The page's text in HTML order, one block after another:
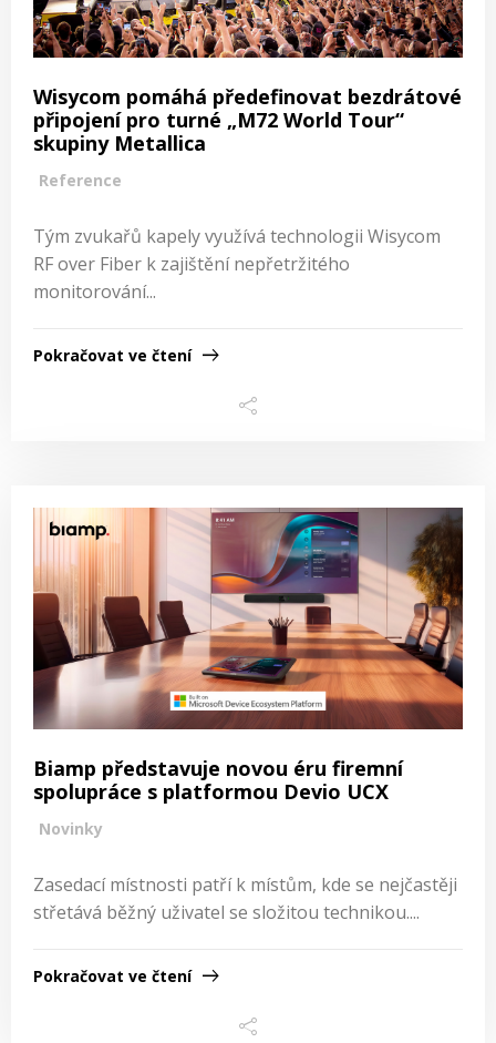
Wisycom pomáhá předefinovat bezdrátové
připojení pro turné „M72 World Tour“
skupiny Metallica
Reference
Tým zvukařů kapely využívá technologii Wisycom
RF over Fiber k zajištění nepřetržitého
monitorování...
Pokračovat ve čtení
Biamp představuje novou éru firemní
spolupráce s platformou Devio UCX
Novinky
Zasedací místnosti patří k místům, kde se nejčastěji
střetává běžný uživatel se složitou technikou....
Pokračovat ve čtení